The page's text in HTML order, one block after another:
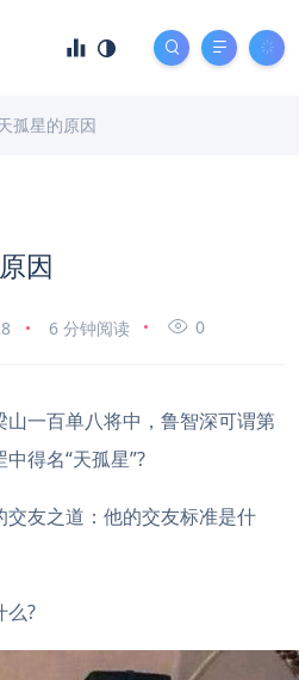
孤星的原因
因
6 分钟阅读 0
一百单八将中，鲁智深可谓第
得名“天孤星”?
友之道：他的交友标准是什
么?